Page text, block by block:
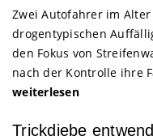
Zwei Autofahrer im
drogentypischen
den Fokus von
nach der Kontrolle ihre
weiterlesen
Trickdiebe